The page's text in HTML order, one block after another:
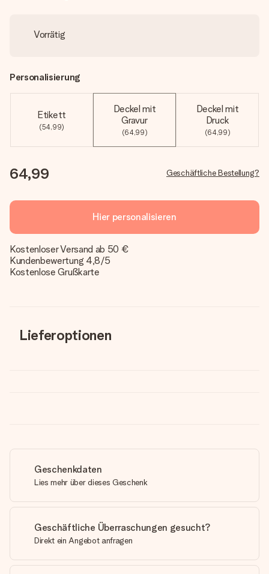
Vorrätig
Personalisierung
Etikett
(54,99)
Deckel mit
Gravur
(64,99)
Deckel mit
Druck
(64,99)
64,99 Geschäftliche Bestellung?
Hier personalisieren
Kostenloser Versand ab 50 €
Kundenbewertung 4,8/5
Kostenlose Grußkarte
Lieferoptionen
Geschenkdaten
Lies mehr über dieses Geschenk
Geschäftliche Überraschungen gesucht?
Direkt ein Angebot anfragen